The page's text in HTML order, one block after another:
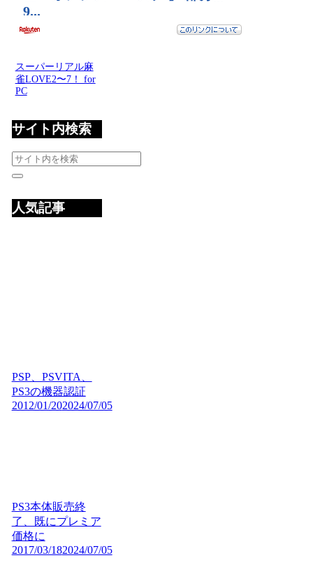
スーパーリアル麻
雀LOVE2〜7！ for
PC
サイト内検索
人気記事
PSP、PSVITA、
PS3の機器認証
2012/01/202024/07/05
PS3本体販売終
了、既にプレミア
価格に
2017/03/182024/07/05